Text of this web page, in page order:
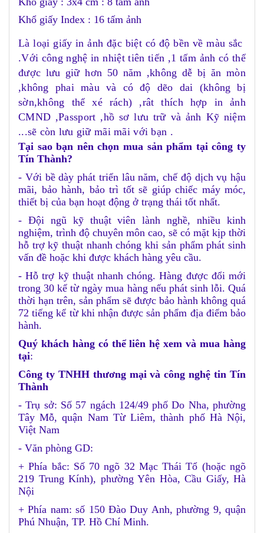
Khổ giấy Index : 16 tấm ảnh
Là loại giấy in ảnh đặc biệt có độ bền về màu sắc
.Với công nghệ in nhiệt tiên tiến ,1 tấm ảnh có thể
được lưu giữ hơn 50 năm ,không dễ bị ăn mòn
,không phai màu và có độ dẽo dai (không bị
sờn,không thể xé rách) ,rât thích hợp in ảnh
CMND ,Passport ,hồ sơ lưu trữ và ảnh Kỹ niệm
...sẽ còn lưu giữ mãi mãi với bạn .
Tại sao bạn nên chọn mua sản phẩm tại công ty
Tín Thành?
- Với bề dày phát triển lâu năm, chế độ dịch vụ hậu
mãi, bảo hành, bảo trì tốt sẽ giúp chiếc máy móc,
thiết bị của bạn hoạt động ở trạng thái tốt nhất.
- Đội ngũ kỹ thuật viên lành nghề, nhiều kinh
nghiệm, trình độ chuyên môn cao, sẽ có mặt kịp thời
hỗ trợ kỹ thuật nhanh chóng khi sản phẩm phát sinh
vấn đề hoặc khi được khách hàng yêu cầu.
- Hỗ trợ kỹ thuật nhanh chóng. Hàng được đổi mới
trong 30 kể từ ngày mua hàng nếu phát sinh lỗi. Quá
thời hạn trên, sản phẩm sẽ được bảo hành không quá
72 tiếng kể từ khi nhận được sản phẩm địa điểm bảo
hành.
Quý khách hàng có thể liên hệ xem và mua hàng
tại:
Công ty TNHH thương mại và công nghệ tin Tín
Thành
- Trụ sở: Số 57 ngách 124/49 phố Do Nha, phường
Tây Mỗ, quận Nam Từ Liêm, thành phố Hà Nội,
Việt Nam
- Văn phòng GD:
+ Phía bắc: Số 70 ngõ 32 Mạc Thái Tổ (hoặc ngõ
219 Trung Kính), phường Yên Hòa, Cầu Giấy, Hà
Nội
+ Phía nam: số 150 Đào Duy Anh, phường 9, quận
Phú Nhuận, TP. Hồ Chí Minh.